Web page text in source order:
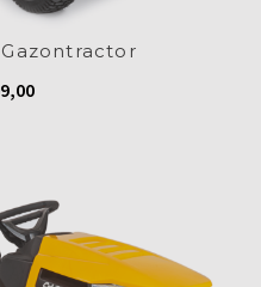
Gazontractor